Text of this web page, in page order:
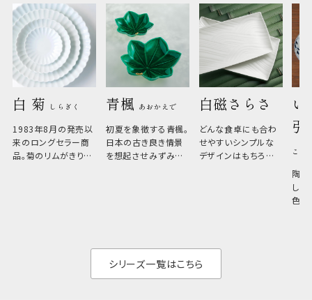
白 菊 しらぎく
1983年8月の発売以
来のロングセラー商
品。菊のリムがきりっ
青楓 あおかえで
初夏を象徴する青楓。
日本の古き良き情景
を想起させみずみず
白磁さらさ
どんな食卓にも合わ
せやすいシンプルな
デザインはもちろん、
い
こひ
陶器
しい
色の
シリーズ一覧はこちら